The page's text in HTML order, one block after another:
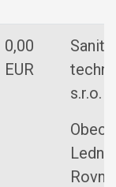
0,00
EUR
Sanita
s.r.o.
Obec
Rovne